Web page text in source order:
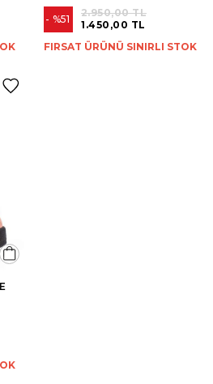
%51 1.450,00 TL
2.950,00 TL
FIRSAT ÜRÜNÜ SINIRLI STOK